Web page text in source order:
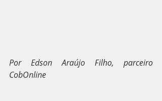
Por Edson Araújo Filho, parceiro
CobOnline